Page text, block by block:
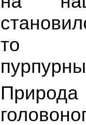
то
Природа